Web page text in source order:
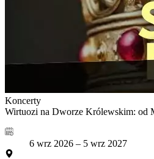
Koncerty
Wirtuozi na Dworze Królewskim: od
6 wrz 2026 – 5 wrz 2027